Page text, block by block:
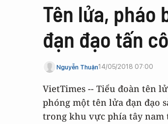
Tên lửa, pháo
đạn đạo tấn
Nguyễn Thuận14/05/2018 07:00
VietTimes -- Tiểu đoàn tên
phóng một tên lửa đạn đạo
trong khu vực phía tây nam